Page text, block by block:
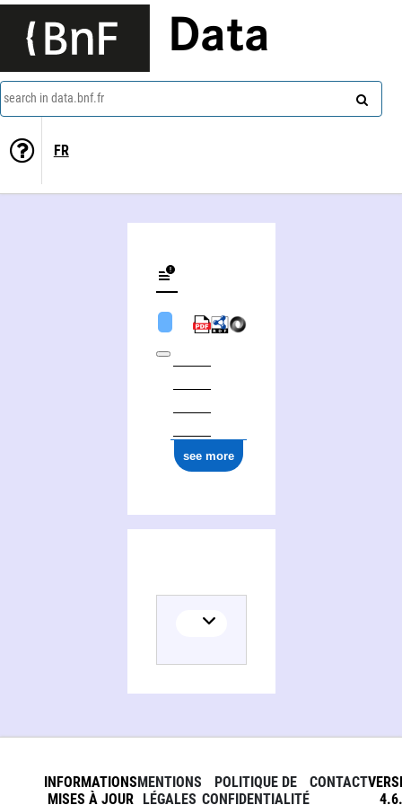
Data
search in data.bnf.fr
FR
see more
INFORMATIONS
MISES À JOUR
MENTIONS
LÉGALES
POLITIQUE DE
CONFIDENTIALITÉ
CONTACT